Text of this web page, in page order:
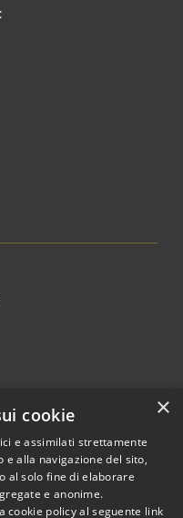
Copyright © 2026 • Comune di
×
cookie
e assimilati strettamente
alla navigazione del sito,
al solo fine di elaborare
e anonime.
cookie policy al seguente link